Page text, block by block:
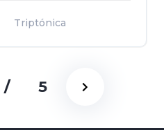
Triptónica
/ 5